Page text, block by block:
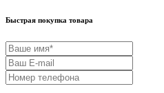
Быстрая покупка товара